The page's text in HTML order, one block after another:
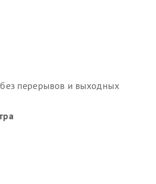
перерывов и выходных